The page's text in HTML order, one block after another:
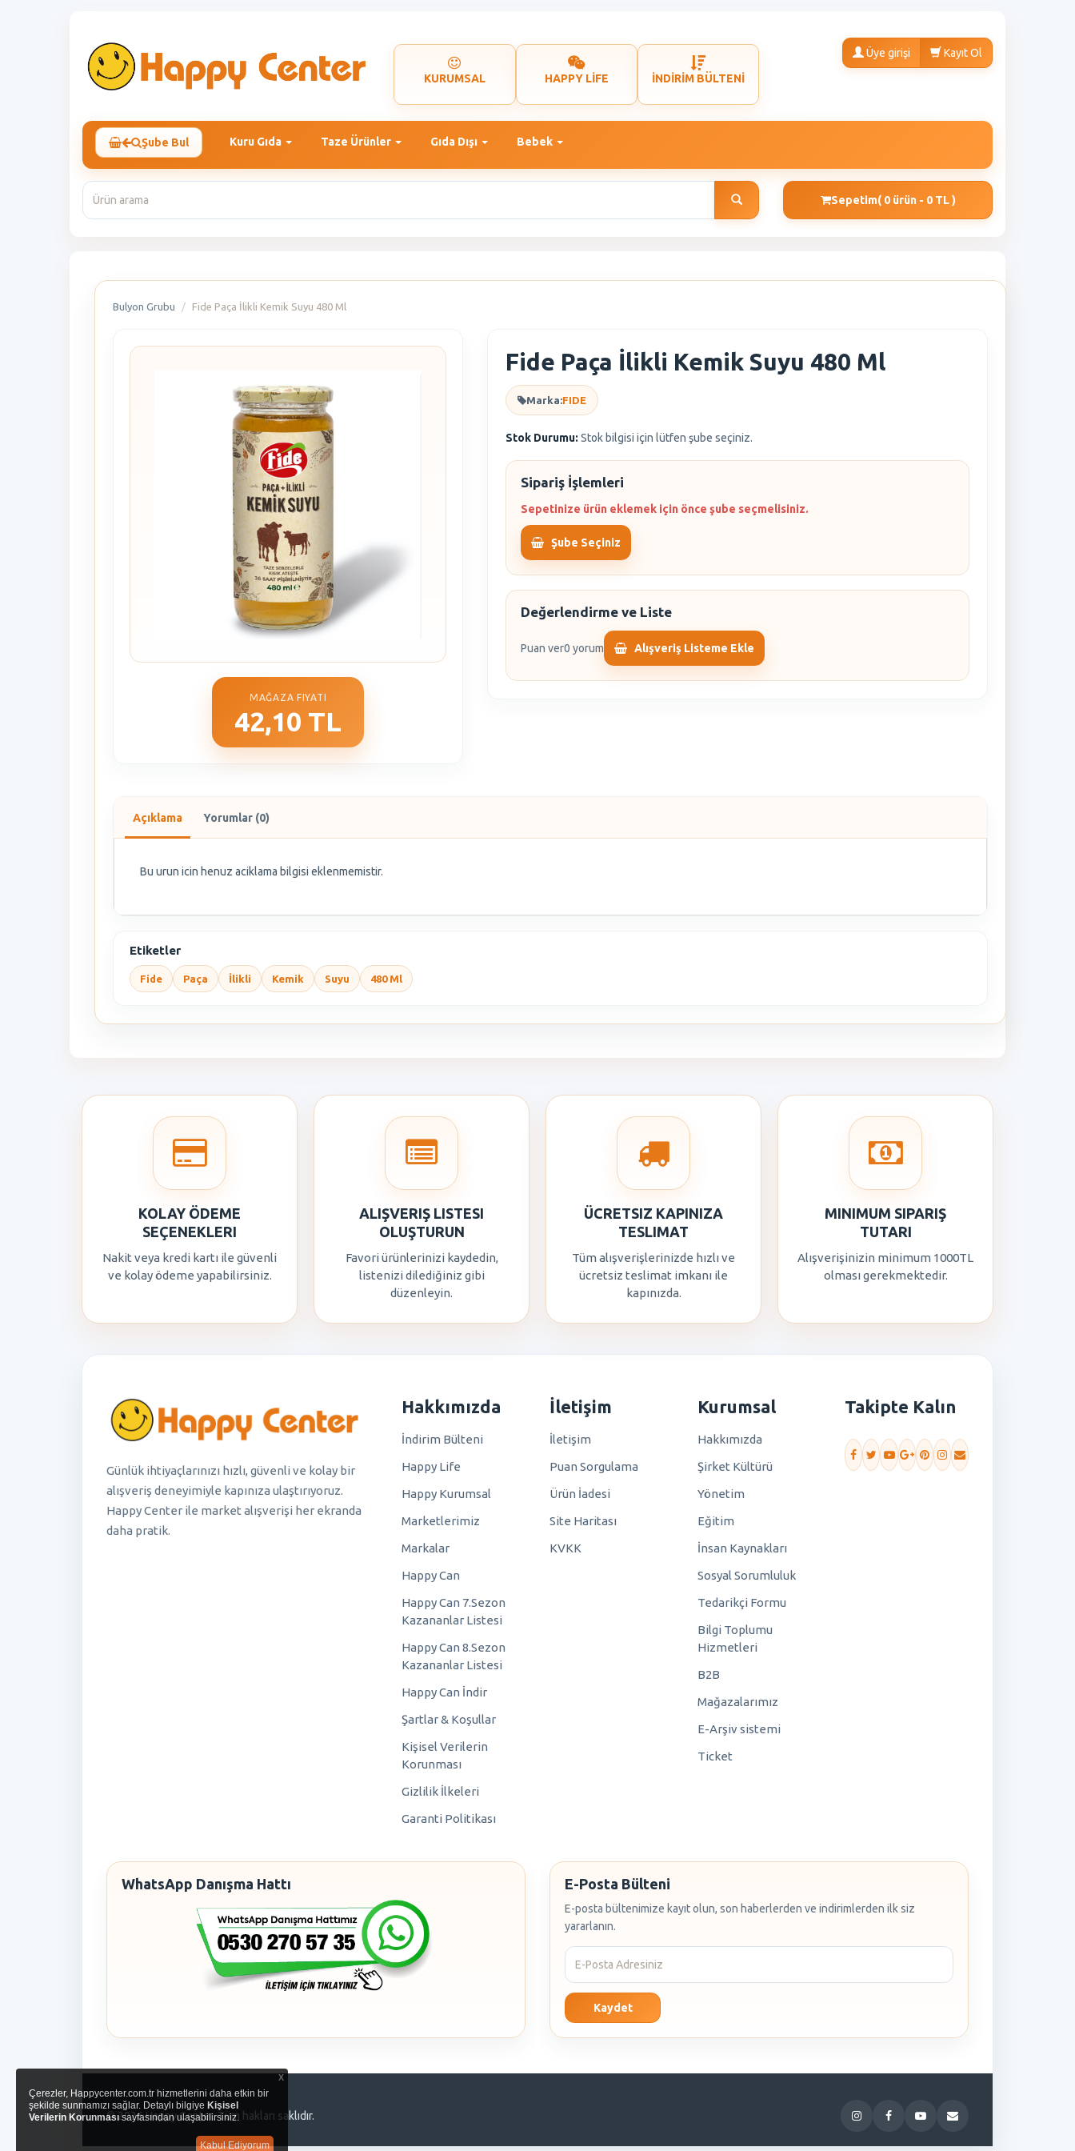
KURUMSAL HAPPY LİFE İNDİRİM BÜLTENİ
Üye girişi Kayıt Ol
Şube Bul Kuru Gıda Taze Ürünler Gıda Dışı Bebek
Sepetim( 0 ürün - 0 TL )
Bulyon Grubu Fide Paça İlikli Kemik Suyu 480 Ml
MAĞAZA FIYATI
42,10 TL
Fide Paça İlikli Kemik Suyu 480 Ml
Marka:FIDE
Stok Durumu: Stok bilgisi için lütfen şube seçiniz.
Sipariş İşlemleri
Sepetinize ürün eklemek için önce şube seçmelisiniz.
Şube Seçiniz
Değerlendirme ve Liste
Puan ver0 yorum Alışveriş Listeme Ekle
Açıklama Yorumlar (0)
Bu urun icin henuz aciklama bilgisi eklenmemistir.
Etiketler
Fide Paça İlikli Kemik Suyu 480 Ml
KOLAY ÖDEME
SEÇENEKLERI
Nakit veya kredi kartı ile güvenli
ve kolay ödeme yapabilirsiniz.
ALIŞVERIŞ LISTESI
OLUŞTURUN
Favori ürünlerinizi kaydedin,
listenizi dilediğiniz gibi
düzenleyin.
ÜCRETSIZ KAPINIZA
TESLIMAT
Tüm alışverişlerinizde hızlı ve
ücretsiz teslimat imkanı ile
kapınızda.
MINIMUM SIPARIŞ
TUTARI
Alışverişinizin minimum 1000TL
olması gerekmektedir.
Günlük ihtiyaçlarınızı hızlı, güvenli ve kolay bir
alışveriş deneyimiyle kapınıza ulaştırıyoruz.
Happy Center ile market alışverişi her ekranda
daha pratik.
Hakkımızda
İndirim Bülteni
Happy Life
Happy Kurumsal
Marketlerimiz
Markalar
Happy Can
Happy Can 7.Sezon
Kazananlar Listesi
Happy Can 8.Sezon
Kazananlar Listesi
Happy Can İndir
Şartlar & Koşullar
Kişisel Verilerin
Korunması
Gizlilik İlkeleri
Garanti Politikası
İletişim
İletişim
Puan Sorgulama
Ürün İadesi
Site Haritası
KVKK
Kurumsal
Hakkımızda
Şirket Kültürü
Yönetim
Eğitim
İnsan Kaynakları
Sosyal Sorumluluk
Tedarikçi Formu
Bilgi Toplumu
Hizmetleri
B2B
Mağazalarımız
E-Arşiv sistemi
Ticket
Takipte Kalın
WhatsApp Danışma Hattı E-Posta Bülteni
E-posta bültenimize kayıt olun, son haberlerden ve indirimlerden ilk siz
yararlanın.
Kaydet
© 2026 Happy Center. Tüm hakları saklıdır.
x
Çerezler, Happycenter.com.tr hizmetlerini daha etkin bir
şekilde sunmamızı sağlar. Detaylı bilgiye Kişisel
Verilerin Korunmasısayfasından ulaşabilirsiniz.
Kabul Ediyorum